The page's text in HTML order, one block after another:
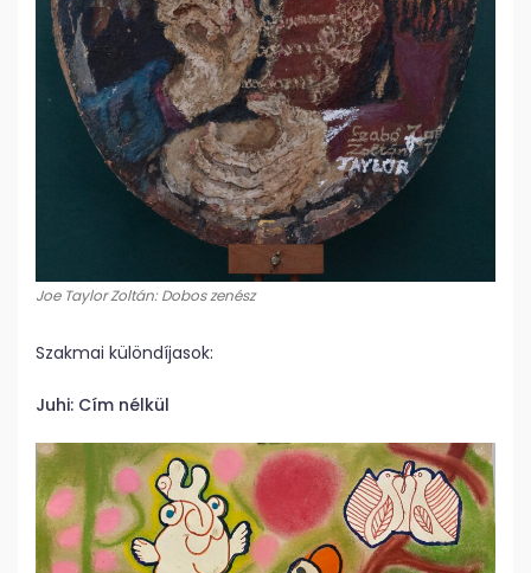
Joe Taylor Zoltán: Dobos zenész
Szakmai különdíjasok:
Juhi: Cím nélkül